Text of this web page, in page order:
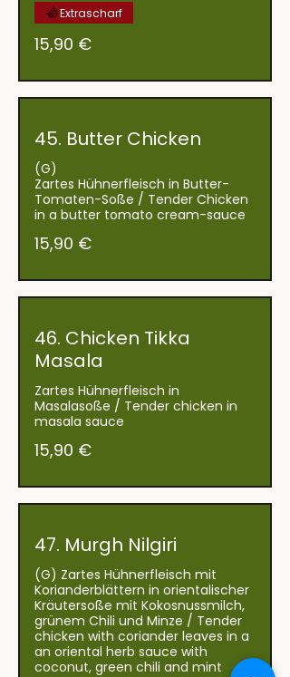
15,90 €
Extrascharf
45. Butter Chicken
(G)
Zartes Hühnerfleisch in Butter-
Tomaten-Soße / Tender Chicken
in a butter tomato cream-sauce
15,90 €
46. Chicken Tikka
Masala
Zartes Hühnerfleisch in
Masalasoße / Tender chicken in
15,90 €
47. Murgh Nilgiri
(G) Zartes Hühnerfleisch mit
Korianderblättern in orientalischer
Kräutersoße mit Kokosnussmilch,
grünem Chili und Minze / Tender
chicken with coriander leaves in a
an oriental herb sauce with
coconut, green chili and mint